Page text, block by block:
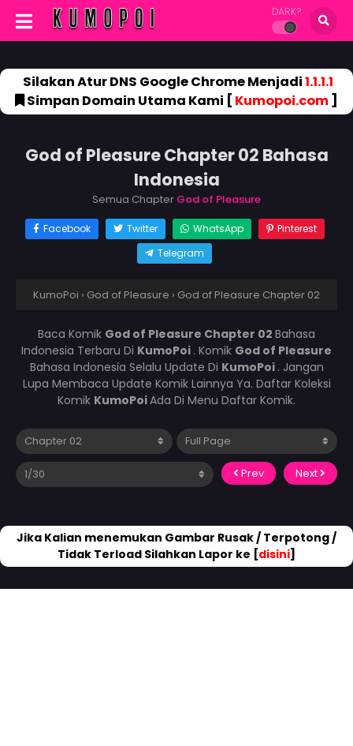
DARK?
Silakan Atur DNS Google Chrome Menjadi1.1.1.1
Simpan Domain Utama Kami [ Kumopoi.com]
God of Pleasure Chapter 02 Bahasa
Indonesia
Semua Chapter God of Pleasure
Facebook Twitter WhatsApp
Pinterest
Telegram
KumoPoi › God of Pleasure › God of Pleasure Chapter 02
Baca Komik God of Pleasure Chapter 02 Bahasa
Indonesia Terbaru Di KumoPoi . Komik God of Pleasure
Bahasa Indonesia Selalu Update Di KumoPoi . Jangan
Lupa Membaca Update Komik Lainnya Ya. Daftar Koleksi
Komik KumoPoiAda Di Menu Daftar Komik.
Prev Next
Jika Kalian menemukan Gambar Rusak / Terpotong /
Tidak Terload Silahkan Lapor ke [disini]